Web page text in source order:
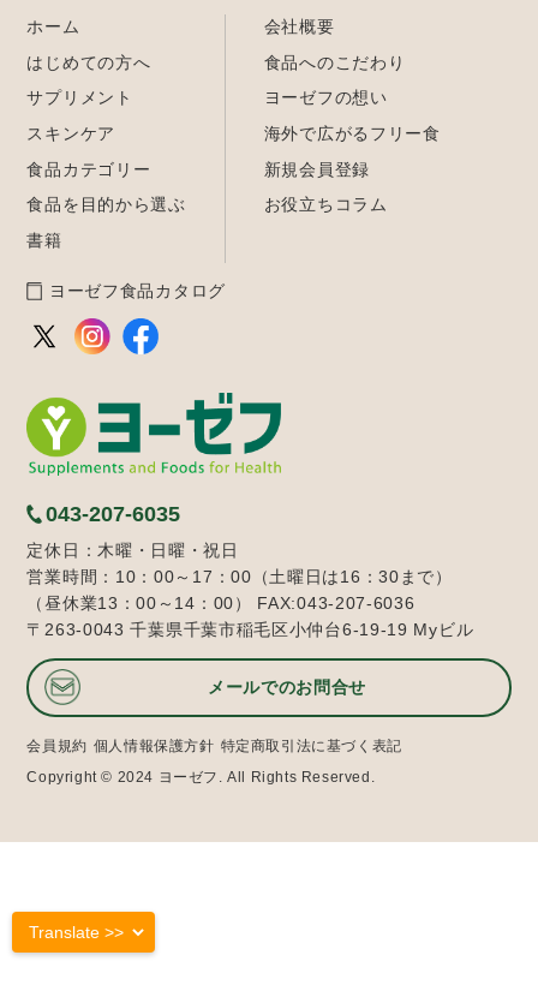
043-207-6035
定休日：木曜・日曜・祝日
営業時間：10：00～17：00（土曜日は16：30まで）
（昼休業13：00～14：00） FAX:043-207-6036
〒263-0043 千葉県千葉市稲毛区小仲台6-19-19 Myビル
メールでのお問合せ
会員規約 個人情報保護方針 特定商取引法に基づく表記
Copyright © 2024 ヨーゼフ. All Rights Reserved.
ホーム
はじめての方へ
サプリメント
スキンケア
食品カテゴリー
食品を目的から選ぶ
書籍
会社概要
食品へのこだわり
ヨーゼフの想い
海外で広がるフリー食
新規会員登録
お役立ちコラム
ヨーゼフ食品カタログ